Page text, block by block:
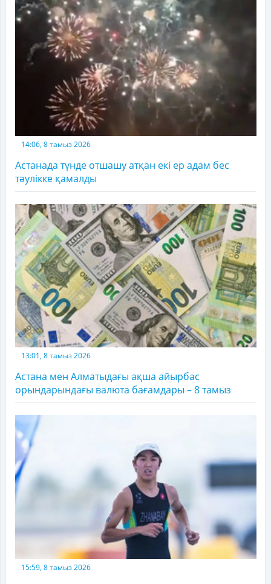
14:06, 8 тамыз 2026
Астанада түнде отшашу атқан екі ер адам бес
тәулікке қамалды
13:01, 8 тамыз 2026
Астана мен Алматыдағы ақша айырбас
орындарындағы валюта бағамдары – 8 тамыз
15:59, 8 тамыз 2026